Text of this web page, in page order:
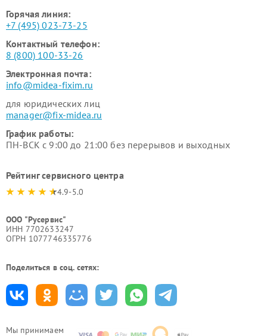
Мы принимаем
Горячая линия:
+7 (495) 023-73-25
Контактный телефон:
8 (800) 100-33-26
Электронная почта:
info@midea-fixim.ru
для юридических лиц
manager@fix-midea.ru
График работы:
ПН-ВСК с 9:00 до 21:00 без перерывов и выходных
Рейтинг сервисного центра
4.9-5.0
ООО "Русервис"
ИНН 7702633247
ОГРН 1077746335776
Поделиться в соц. сетях: